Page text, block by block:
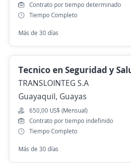
Contrato por tiempo determinado
Tiempo Completo
Más de 30 días
Tecnico en Seguridad y
TRANSLOINTEG S.A
Guayaquil, Guayas
650,00 US$ (Mensual)
Contrato por tiempo indefinido
Tiempo Completo
Más de 30 días